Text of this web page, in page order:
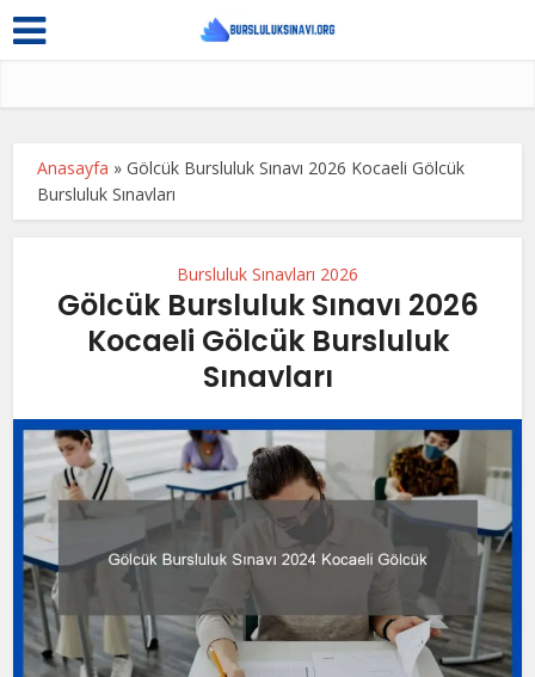
Anasayfa »Gölcük Bursluluk Sınavı 2026 Kocaeli Gölcük
Bursluluk Sınavları
Bursluluk Sınavları 2026
Gölcük Bursluluk Sınavı 2026
Kocaeli Gölcük Bursluluk
Sınavları